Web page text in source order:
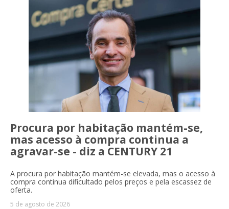
Procura por habitação mantém-se,
mas acesso à compra continua a
agravar-se - diz a CENTURY 21
A procura por habitação mantém-se elevada, mas o acesso à
compra continua dificultado pelos preços e pela escassez de
oferta.
5 de agosto de 2026